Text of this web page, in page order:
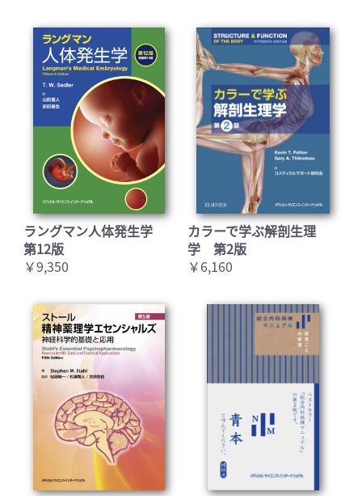
ラングマン人体発生学
第12版
￥9,350
カラーで学ぶ解剖生理
学 第2版
￥6,160